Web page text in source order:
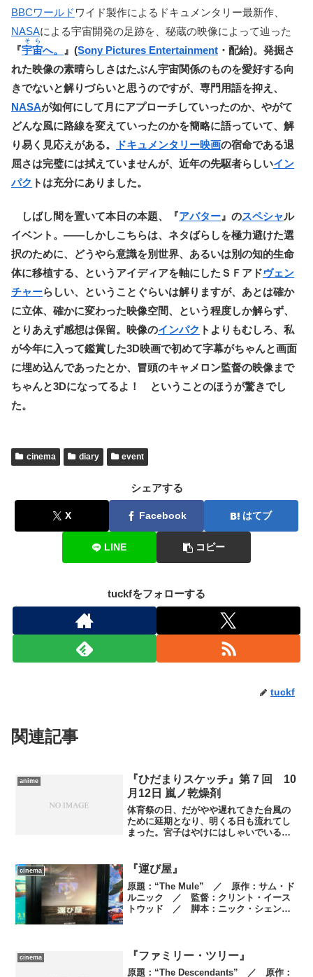
BBCワールド ワイド製作によるドキュメンタリー最新作、
NASAによる宇宙開発の足跡を、秘蔵の映像によって辿った
『宇宙
そら
へ。 』(Sony Pictures Entertainment ・配給)。発掘さ
れた映像の素晴らしさはたぶん宇宙関係のものを愛好する向
きでないと解りづらいと思うのですが、専門用語を抑え、
NASAが如何にして月にアプローチしていったのか、やがて
どんな風に路線を変えていったのかを簡略に語っていて、解
り易く見応えがある。
ドキュメンタリー映画の宿命である退
屈さは完璧には拭えていませんが、近年の先駆者らしいイン
パク トは充分にありました。
しばし間を置いて本日の本題、『アバター 』のスペシャル
イベント。――しかしこちらは、ネタばらしを極力避けた選
択のために、どうやら意識を別世界、あるいは別の知的生命
体に移植する、というアイディアを軸にしたＳＦアドヴェン
チャーらしい、ということぐらいは解りますが、あとは確か
に立体、確かに変わった映像空間、という程度しか解らず、
とりあえず感想は保留。映像のインパク トよりもむしろ、私
が今年に入って鑑賞した3D映画で初めて字幕がちゃんと画面
に埋め込んであったとか、冒頭のキャメロン監督の映像まで
ちゃんと3Dになってるよ！ ということのほうが驚きでし
た。
cinema diary event
シェアする
X Facebook はてブ
LINE コピー
tuckfをフォローする
tuckf
関連記事
anime
『ひだまりスケッチ』第７回 10
月12日 嵐ノ乾燥剤
体育祭の日、だがやや遅れてきた台風の
ために延期となり、明くる日も流れてし
まった。宮子はやけにはしゃいでいる
４人組は宮子の部屋に集まって、成り行
きを見守る…… 校内の描写...
cinema 『運び屋』
原題：“The Mule” ／ 原作：サム・ド
ルニック ／ 監督：クリント・イース
トウッド ／ 脚本：ニック・シェン
ナ・リヴェラ、ブ...
cinema 『ファミリー・ツリー』
原題：“The Descendants” ／ 原作：